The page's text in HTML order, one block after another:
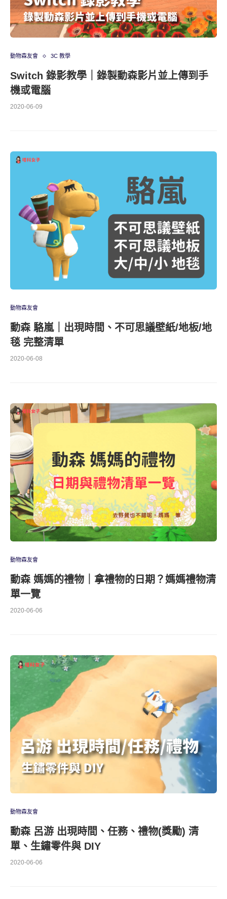
動物森友會 3C 教學
Switch 錄影教學｜錄製動森影片並上傳到手
機或電腦
2020-06-09
動物森友會
動森 駱嵐｜出現時間、不可思議壁紙/地板/地
毯 完整清單
2020-06-08
動物森友會
動森 媽媽的禮物｜拿禮物的日期？媽媽禮物清
單一覽
2020-06-06
動物森友會
動森 呂游 出現時間、任務、禮物(獎勵) 清
單、生鏽零件與 DIY
2020-06-06